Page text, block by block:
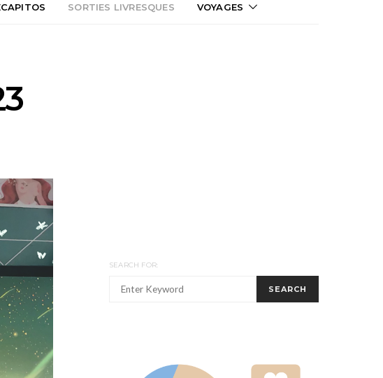
SORTIES LIVRESQUES VOYAGES
SEARCH FOR:
SEARCH